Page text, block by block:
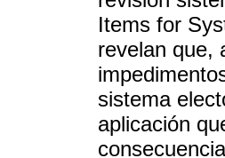
Items for
revelan que,
sistema
aplicación